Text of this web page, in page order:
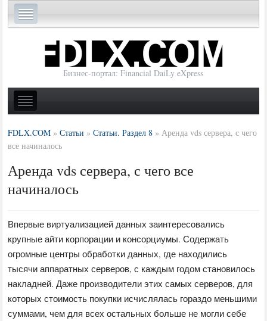
Бизнес-портал: Financial DaiLy eXpress
FDLX.COM »Статьи »Статьи. Раздел 8 » Аренда vds сервера, с чего
все начиналось
Аренда vds сервера, с чего все
начиналось
Впервые виртуализацией данных заинтересовались
крупные айти корпорации и консорциумы. Содержать
огромные центры обработки данных, где находились
тысячи аппаратных серверов, с каждым годом становилось
накладней. Даже производители этих самых серверов, для
которых стоимость покупки исчислялась гораздо меньшими
суммами, чем для всех остальных больше не могли себе